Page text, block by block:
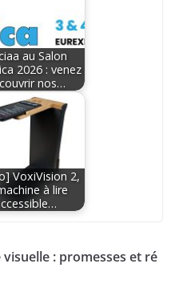
au Salon
2026 : venez
nos…
VoxiVision 2,
à lire
: promesses et ré